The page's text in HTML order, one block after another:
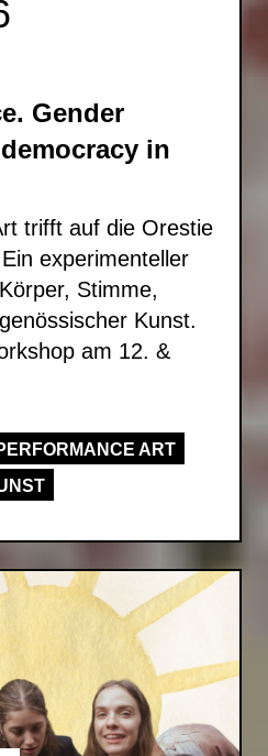
Gender
in
trifft auf die Orestie
experimenteller
Stimme,
Kunst.
am 12. &
ART